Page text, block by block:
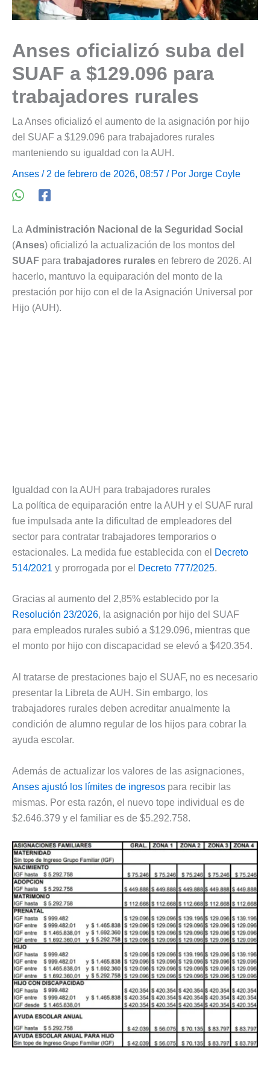
Anses oficializó suba del
SUAF a $129.096 para
trabajadores rurales
La Anses oficializó el aumento de la asignación por hijo
del SUAF a $129.096 para trabajadores rurales
manteniendo su igualdad con la AUH.
Anses / 2 de febrero de 2026, 08:57 / Por Jorge Coyle
La Administración Nacional de la Seguridad Social
(Anses) oficializó la actualización de los montos del
SUAF para trabajadores rurales en febrero de 2026. Al
hacerlo, mantuvo la equiparación del monto de la
prestación por hijo con el de la Asignación Universal por
Hijo (AUH).
Igualdad con la AUH para trabajadores rurales
La política de equiparación entre la AUH y el SUAF rural
fue impulsada ante la dificultad de empleadores del
sector para contratar trabajadores temporarios o
estacionales. La medida fue establecida con el
Decreto
514/2021 y prorrogada por el Decreto 777/2025.
Gracias al aumento del 2,85% establecido por la
Resolución 23/2026, la asignación por hijo del SUAF
para empleados rurales subió a $129.096, mientras que
el monto por hijo con discapacidad se elevó a $420.354.
Al tratarse de prestaciones bajo el SUAF, no es necesario
presentar la Libreta de AUH. Sin embargo, los
trabajadores rurales deben acreditar anualmente la
condición de alumno regular de los hijos para cobrar la
ayuda escolar.
Además de actualizar los valores de las asignaciones,
Anses ajustó los límites de ingresos para recibir las
mismas. Por esta razón, el nuevo tope individual es de
$2.646.379 y el familiar es de $5.292.758.